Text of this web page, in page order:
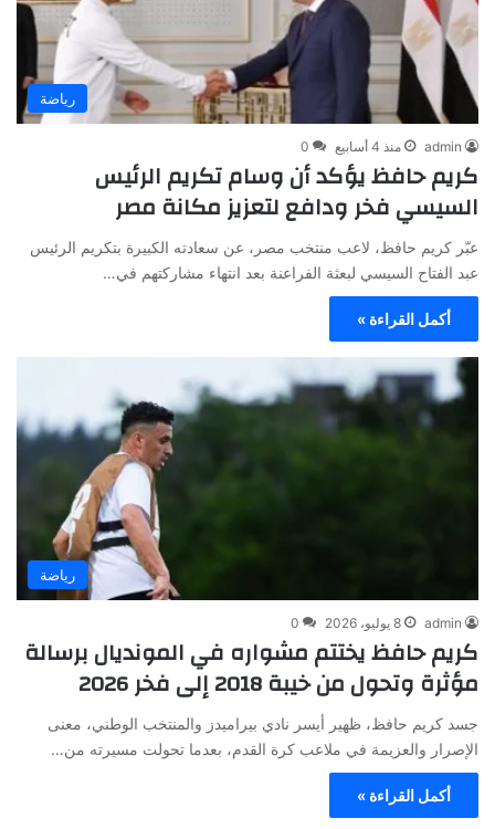
رياضة
admin منذ 4 أسابيع 0
كريم حافظ يؤكد أن وسام تكريم الرئيس
السيسي فخر ودافع لتعزيز مكانة مصر
عبّر كريم حافظ، لاعب منتخب مصر، عن سعادته الكبيرة بتكريم الرئيس
عبد الفتاح السيسي لبعثة الفراعنة بعد انتهاء مشاركتهم في…
أكمل القراءة »
رياضة
admin 8 يوليو، 2026 0
كريم حافظ يختتم مشواره في المونديال برسالة
مؤثرة وتحول من خيبة 2018 إلى فخر 2026
جسد كريم حافظ، ظهير أيسر نادي بيراميدز والمنتخب الوطني، معنى
الإصرار والعزيمة في ملاعب كرة القدم، بعدما تحولت مسيرته من…
أكمل القراءة »